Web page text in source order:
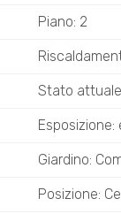
Piano: 2
Stato
Giardino:
Posizione: